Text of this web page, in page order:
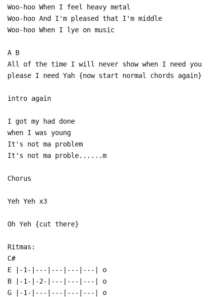
Woo-hoo When I feel heavy metal
Woo-hoo And I'm pleased that I'm middle
Woo-hoo When I lye on music
A B
All of the time I will never show when I need you
please I need Yah {now start normal chords again}
intro again
I got my had done
when I was young
It's not ma problem
It's not ma proble......m
Chorus
Yeh Yeh x3
Oh Yeh {cut there}
Ritmas:
C#
E |-1-|---|---|---|---| o
B |-1-|-2-|---|---|---| o
G |-1-|---|---|---|---| o